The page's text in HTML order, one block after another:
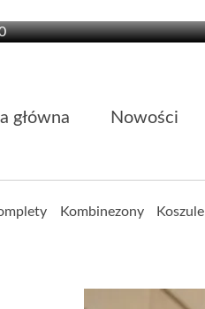
główna Nowości
Kombinezony Koszule